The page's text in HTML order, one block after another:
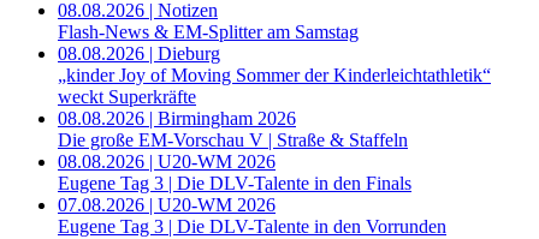
08.08.2026 | Notizen
Flash-News & EM-Splitter am Samstag
08.08.2026 | Dieburg
„kinder Joy of Moving Sommer der Kinderleichtathletik“
weckt Superkräfte
08.08.2026 | Birmingham 2026
Die große EM-Vorschau V | Straße & Staffeln
08.08.2026 | U20-WM 2026
Eugene Tag 3 | Die DLV-Talente in den Finals
07.08.2026 | U20-WM 2026
Eugene Tag 3 | Die DLV-Talente in den Vorrunden